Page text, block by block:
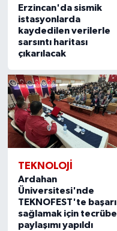
Erzincan'da sismik
istasyonlarda
kaydedilen verilerle
sarsıntı haritası
çıkarılacak
TEKNOLOJİ
Ardahan
Üniversitesi'nde
TEKNOFEST'te başarı
sağlamak için tecrübe
paylaşımı yapıldı